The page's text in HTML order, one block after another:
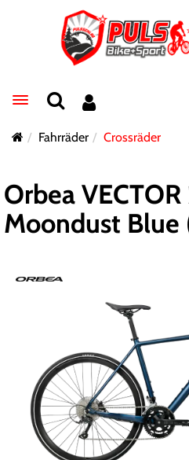
Toggle navigation
Fahrräder Crossräder
Orbea
Moondust Blue